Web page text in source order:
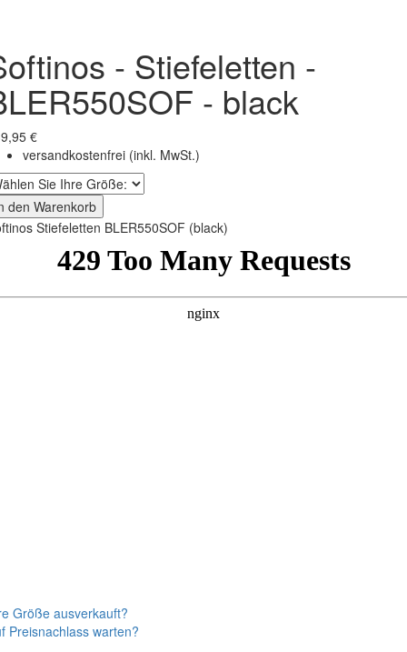
- Stiefeletten -
- black
€
versandkostenfrei (inkl. MwSt.)
den Warenkorb
Stiefeletten BLER550SOF (black)
Größe ausverkauft?
Preisnachlass warten?